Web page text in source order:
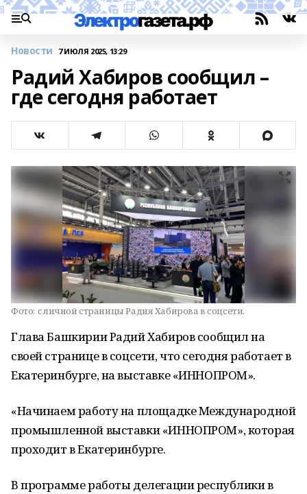
Новости 7 ИЮЛЯ 2025, 13:29
Радий Хабиров сообщил –
где сегодня работает
Фото: c личной страницы Радия Хабирова в соцсети.
Глава Башкирии Радий Хабиров сообщил на
своей странице в соцсети, что сегодня работает в
Екатеринбурге, на выставке «ИННОПРОМ».
«Начинаем работу на площадке Международной
промышленной выставки «ИННОПРОМ», которая
проходит в Екатеринбурге.
В программе работы делегации республики в